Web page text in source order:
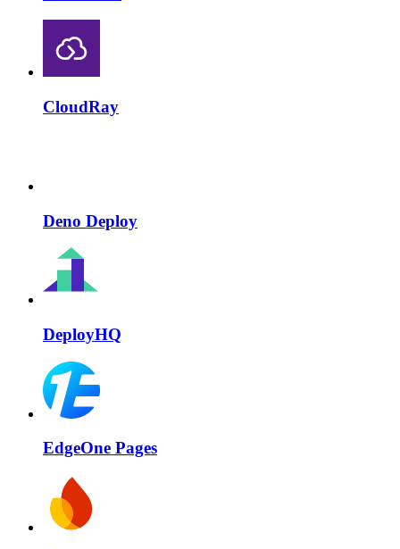
CloudRay
Deno Deploy
DeployHQ
EdgeOne Pages